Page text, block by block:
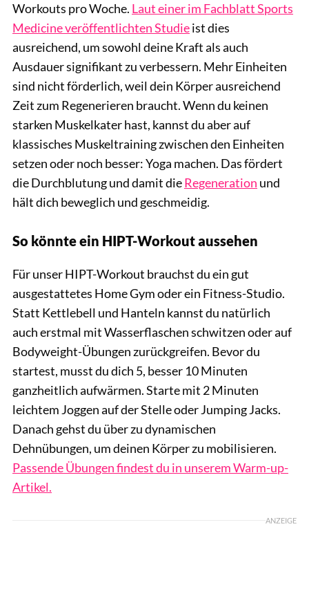
Workouts pro Woche. Laut einer im Fachblatt Sports
Medicine veröffentlichten Studieist dies
ausreichend, um sowohl deine Kraft als auch
Ausdauer signifikant zu verbessern. Mehr Einheiten
sind nicht förderlich, weil dein Körper ausreichend
Zeit zum Regenerieren braucht. Wenn du keinen
starken Muskelkater hast, kannst du aber auf
klassisches Muskeltraining zwischen den Einheiten
setzen oder noch besser: Yoga machen. Das fördert
die Durchblutung und damit dieRegeneration und
hält dich beweglich und geschmeidig.
So könnte ein HIPT-Workout aussehen
Für unser HIPT-Workout brauchst du ein gut
ausgestattetes Home Gym oder ein Fitness-Studio.
Statt Kettlebell und Hanteln kannst du natürlich
auch erstmal mit Wasserflaschen schwitzen oder auf
Bodyweight-Übungen zurückgreifen. Bevor du
startest, musst du dich 5, besser 10 Minuten
ganzheitlich aufwärmen. Starte mit 2 Minuten
leichtem Joggen auf der Stelle oder Jumping Jacks.
Danach gehst du über zu dynamischen
Dehnübungen, um deinen Körper zu mobilisieren.
Passende Übungen findest du in unserem Warm-up-
Artikel.
ANZEIGE